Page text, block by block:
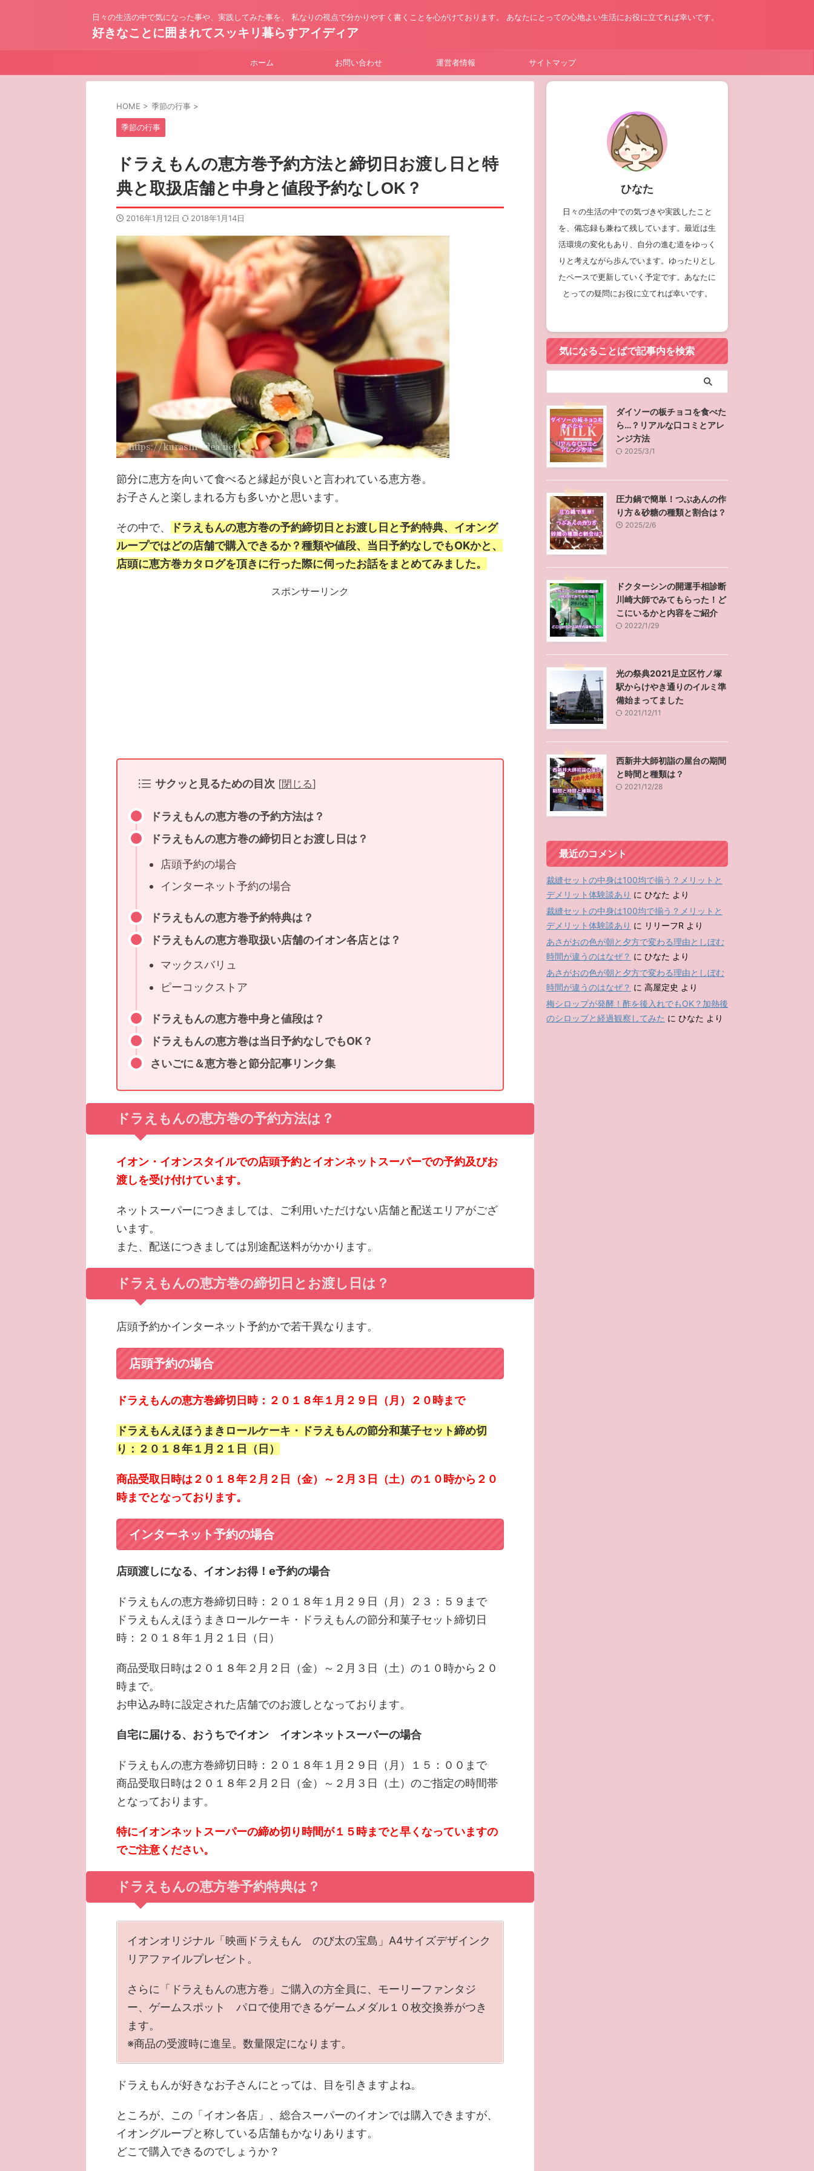
日々の生活の中で気になった事や、実践してみた事を、 私なりの視点で分かりやすく書くことを心がけております。 あなたにとっての心地よい生活にお役に立てれば幸いです。
好きなことに囲まれてスッキリ暮らすアイディア
ホーム お問い合わせ 運営者情報 サイトマップ
HOME > 季節の行事 >
季節の行事
ドラえもんの恵方巻予約方法と締切日お渡し日と特
典と取扱店舗と中身と値段予約なしOK？
2016年1月12日 2018年1月14日
節分に恵方を向いて食べると縁起が良いと言われている恵方巻。
お子さんと楽しまれる方も多いかと思います。
その中で、
ドラえもんの恵方巻の予約締切日とお渡し日と予約特典、イオング
ループではどの店舗で購入できるか？種類や値段、当日予約なしでもOKかと、
店頭に恵方巻カタログを頂きに行った際に伺ったお話をまとめてみました。
スポンサーリンク
サクッと見るための目次 [閉じる]
ドラえもんの恵方巻の予約方法は？
ドラえもんの恵方巻の締切日とお渡し日は？
店頭予約の場合
インターネット予約の場合
ドラえもんの恵方巻予約特典は？
ドラえもんの恵方巻取扱い店舗のイオン各店とは？
マックスバリュ
ピーコックストア
ドラえもんの恵方巻中身と値段は？
ドラえもんの恵方巻は当日予約なしでもOK？
さいごに＆恵方巻と節分記事リンク集
ドラえもんの恵方巻の予約方法は？
イオン・イオンスタイルでの店頭予約とイオンネットスーパーでの予約及びお
渡しを受け付けています。
ネットスーパーにつきましては、ご利用いただけない店舗と配送エリアがござ
います。
また、配送につきましては別途配送料がかかります。
ドラえもんの恵方巻の締切日とお渡し日は？
店頭予約かインターネット予約かで若干異なります。
店頭予約の場合
ドラえもんの恵方巻締切日時：２０１８年１月２９日（月）２０時まで
ドラえもんえほうまきロールケーキ・ドラえもんの節分和菓子セット締め切
り：２０１８年１月２１日（日）
商品受取日時は２０１８年２月２日（金）～２月３日（土）の１０時から２０
時までとなっております。
インターネット予約の場合
店頭渡しになる、イオンお得！e予約の場合
ドラえもんの恵方巻締切日時：２０１８年１月２９日（月）２３：５９まで
ドラえもんえほうまきロールケーキ・ドラえもんの節分和菓子セット締切日
時：２０１８年１月２１日（日）
商品受取日時は２０１８年２月２日（金）～２月３日（土）の１０時から２０
時まで。
お申込み時に設定された店舗でのお渡しとなっております。
自宅に届ける、おうちでイオン イオンネットスーパーの場合
ドラえもんの恵方巻締切日時：２０１８年１月２９日（月）１５：００まで
商品受取日時は２０１８年２月２日（金）～２月３日（土）のご指定の時間帯
となっております。
特にイオンネットスーパーの締め切り時間が１５時までと早くなっていますの
でご注意ください。
ドラえもんの恵方巻予約特典は？
イオンオリジナル「映画ドラえもん のび太の宝島」A4サイズデザインク
リアファイルプレゼント。
さらに「ドラえもんの恵方巻」ご購入の方全員に、モーリーファンタジ
ー、ゲームスポット パロで使用できるゲームメダル１０枚交換券がつき
ます。
※商品の受渡時に進呈。数量限定になります。
ドラえもんが好きなお子さんにとっては、目を引きますよね。
ところが、この「イオン各店」、総合スーパーのイオンでは購入できますが、
イオングループと称している店舗もかなりあります。
どこで購入できるのでしょうか？
ひなた
日々の生活の中での気づきや実践したこと
を、備忘録も兼ねて残しています。最近は生
活環境の変化もあり、自分の進む道をゆっく
りと考えながら歩んでいます。ゆったりとし
たペースで更新していく予定です。あなたに
とっての疑問にお役に立てれば幸いです。
気になることばで記事内を検索
ダイソーの板チョコを食べた
ら…？リアルな口コミとアレ
ンジ方法
2025/3/1
圧力鍋で簡単！つぶあんの作
り方＆砂糖の種類と割合は？
2025/2/6
ドクターシンの開運手相診断
川崎大師でみてもらった！ど
こにいるかと内容をご紹介
2022/1/29
光の祭典2021足立区竹ノ塚
駅からけやき通りのイルミ準
備始まってました
2021/12/11
西新井大師初詣の屋台の期間
と時間と種類は？
2021/12/28
最近のコメント
裁縫セットの中身は100均で揃う？メリットと
デメリット体験談あり に ひなた より
裁縫セットの中身は100均で揃う？メリットと
デメリット体験談あり に リリーフR より
あさがおの色が朝と夕方で変わる理由としぼむ
時間が違うのはなぜ？ に ひなた より
あさがおの色が朝と夕方で変わる理由としぼむ
時間が違うのはなぜ？ に 高屋定史 より
梅シロップが発酵！酢を後入れでもOK？加熱後
のシロップと経過観察してみた に ひなた より